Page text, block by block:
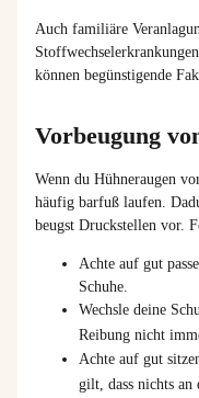
Auch familiäre
können begünstigende
Vorbeugung
Wenn du Hühneraugen
häufig barfuß laufen.
beugst Druckstellen vor.
Achte auf gut
Schuhe.
Wechsle deine
Reibung nicht
Achte auf gut
gilt, dass nichts an